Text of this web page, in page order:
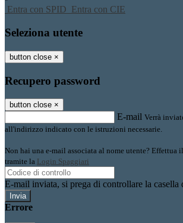
Entra con SPID Entra con CIE
Seleziona utente
button close ×
Recupero password
button close ×
E-mail Verrà
all'indirizzo indicato con le istruzioni necessarie.
Non hai una e-mail associata al nome utente? Effettua
tramite la Login Spaggiari
E-mail inviata, si prega di controllare la casella
Errore